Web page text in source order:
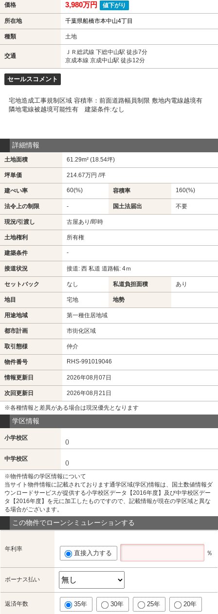
価格 3,980万円 値下がり
所在地 千葉県船橋市本中山4丁目
種類 土地
交通
ＪＲ総武線 下総中山駅 徒歩7分
京成本線 京成中山駅 徒歩12分
セールスコメント
宅地造成工事規制区域 容積率：前面道路幅員制限 敷地内電線越境有
隣地電線被越境可能性有 建築条件:なし
詳細情報
土地面積 61.29m² (18.54坪)
坪単価 214.67万円 /坪
建ぺい率 60(%) 容積率 160(%)
法令上の制限 - 国土法届出 不要
現況/引渡し 古屋あり/即時
土地権利 所有権
建築条件 -
接道状況 接道: 西 私道 道路幅: 4ｍ
セットバック なし 私道負担面積 あり
地目 宅地 地勢
用途地域 第一種住居地域
都市計画 市街化区域
取引態様 仲介
物件番号 RHS-991019046
情報更新日 2026年08月07日
次回更新日 2026年08月21日
※各種情報と差異がある場合は現況優先となります
学区情報
小学校区
()
中学校区
()
※物件情報の学区情報について
当サイト物件情報に記載されております通学区域(学区)情報は、国土数値情報ダ
ウンロードサービスが提供する小学校区データ【2016年度】及び中学校区デー
タ【2016年度】を元に加工したものですので、記載情報が現在の学区域と異な
る場合がございます。
この物件でローンシミュレーションする
年利率
直接入力する ％
ボーナス払い
返済年数 35年 30年 25年 20年